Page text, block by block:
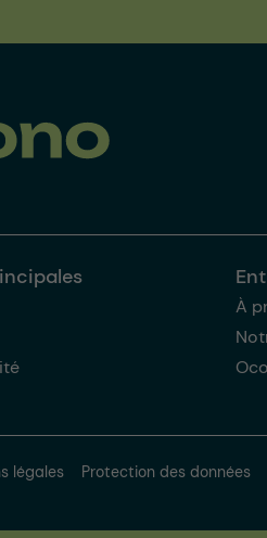
À
légales Protection des données